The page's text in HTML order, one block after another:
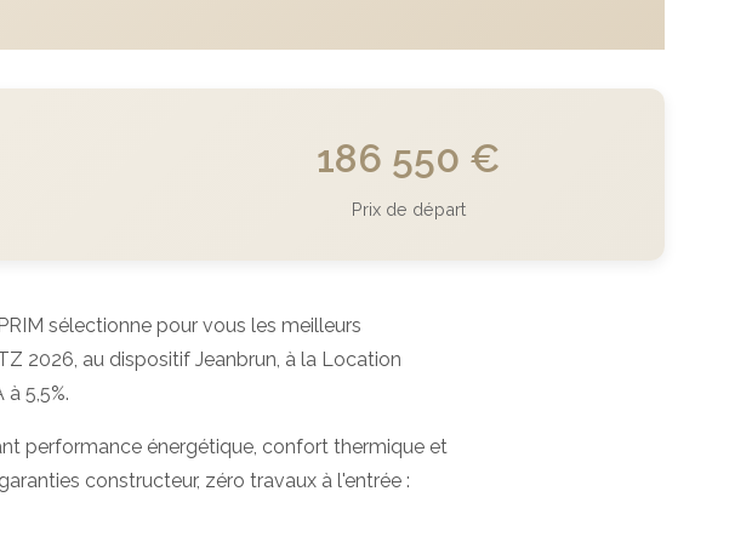
186 550 €
Prix de départ
sélectionne pour vous les meilleurs
2026, au dispositif Jeanbrun, à la Location
5,5%.
performance énergétique, confort thermique et
constructeur, zéro travaux à l'entrée :